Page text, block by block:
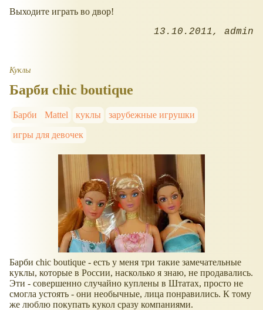
Выходите играть во двор!
13.10.2011 admin
Куклы
Барби chic boutique
Барби Mattel куклы
зарубежные игрушки
игры для девочек
Барби chic boutique - есть у меня три такие замечательные
куклы, которые в России, насколько я знаю, не продавались.
Эти - совершенно случайно куплены в Штатах, просто не
смогла устоять - они необычные, лица понравились. К тому
же люблю покупать кукол сразу компаниями.